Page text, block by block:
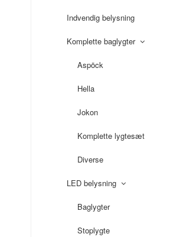
Indvendig belysning
Komplette baglygter
Aspöck
Hella
Jokon
Komplette lygtesæt
Diverse
LED belysning
Baglygter
Stoplygte